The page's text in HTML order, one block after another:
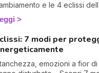
e le 4 eclissi
7 modi per
emozioni a fior di